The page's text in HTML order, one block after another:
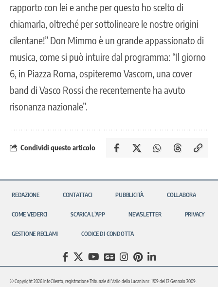
rapporto con lei e anche per questo ho scelto di
chiamarla, oltreché per sottolineare le nostre origini
cilentane!” Don Mimmo è un grande appassionato di
musica, come si può intuire dal programma: “Il giorno
6, in Piazza Roma, ospiteremo Vascom, una cover
band di Vasco Rossi che recentemente ha avuto
risonanza nazionale”.
Condividi questo articolo
REDAZIONE CONTATTACI PUBBLICITÀ COLLABORA
COME VEDERCI SCARICA L’APP NEWSLETTER PRIVACY
GESTIONE RECLAMI CODICE DI CONDOTTA
© Copyright 2026 InfoCilento, registrazione Tribunale di Vallo della Lucania nr. 1/09 del 12 Gennaio 2009.